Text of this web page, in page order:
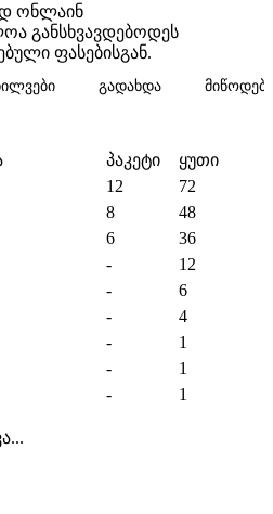
ონლაინ
განსხვავდებოდეს
ფასებისგან.
გადახდა მიწოდება
პაკეტი
ყუთი
12
72
8
48
6
36
-
12
-
6
-
4
-
1
-
1
- 1